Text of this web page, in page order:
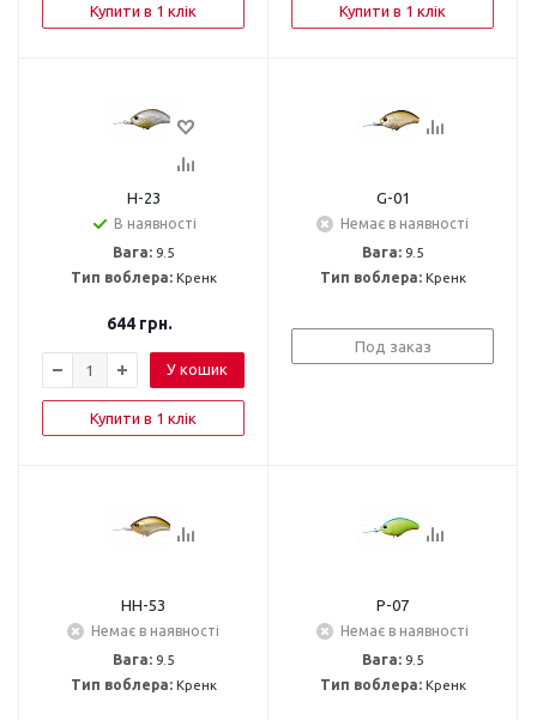
Купити в 1 клік Купити в 1 клік
H-23
В наявності
Вага: 9.5
Тип воблера: Кренк
644грн.
У кошик
Купити в 1 клік
G-01
Немає в наявності
Вага: 9.5
Тип воблера: Кренк
Под заказ
HH-53
Немає в наявності
Вага: 9.5
Тип воблера: Кренк
P-07
Немає в наявності
Вага: 9.5
Тип воблера: Кренк